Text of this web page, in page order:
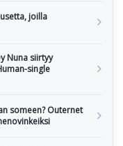
joilla
Nuna siirtyy
single
someen? Outernet